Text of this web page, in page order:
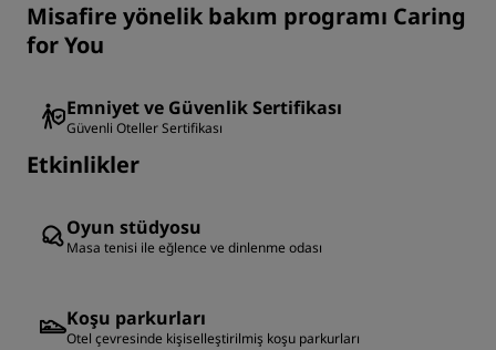
Misafire yönelik bakım programı Caring
for You
Emniyet ve Güvenlik Sertifikası
Güvenli Oteller Sertifikası
Etkinlikler
Oyun stüdyosu
Masa tenisi ile eğlence ve dinlenme odası
Koşu parkurları
Otel çevresinde kişiselleştirilmiş koşu parkurları